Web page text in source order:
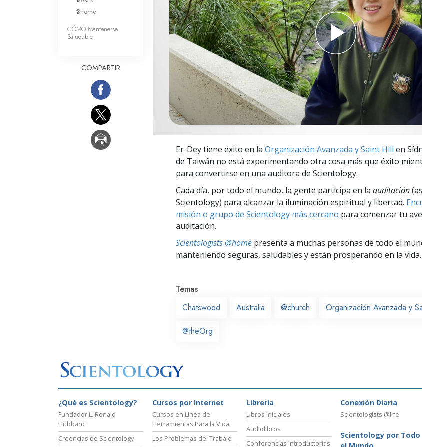
Amor y Odio: ¿Qué es Grandeza?
Er-Dey tiene éxito en la Organización Avanzada y Saint Hill en
de Taiwán no está experimentando otra cosa más que éxito
para convertirse en una auditora de Scientology.
Cada día, por todo el mundo, la gente participa en la auditación
Scientology) para alcanzar la iluminación espiritual y libertad.
misión o grupo de Scientology más cercano para comenzar tu
auditación.
Scientologists @home presenta a muchas personas de todo el
manteniendo seguras, saludables y están prosperando en la vida.
Temas
Chatswood
Australia @church Organización Avanzada y
@theOrg
@home
CÓMO Mantenerse
Saludable
COMPARTIR
¿Qué es Scientology?
Fundador L. Ronald
Hubbard
Creencias de Scientology
Cursos por Internet
Cursos en Línea de
Herramientas Para la Vida
Los Problemas del Trabajo
Librería
Libros Iniciales
Audiolibros
Conferencias Introductorias
Conexión Diaria
Scientologists @life
Scientology por Todo